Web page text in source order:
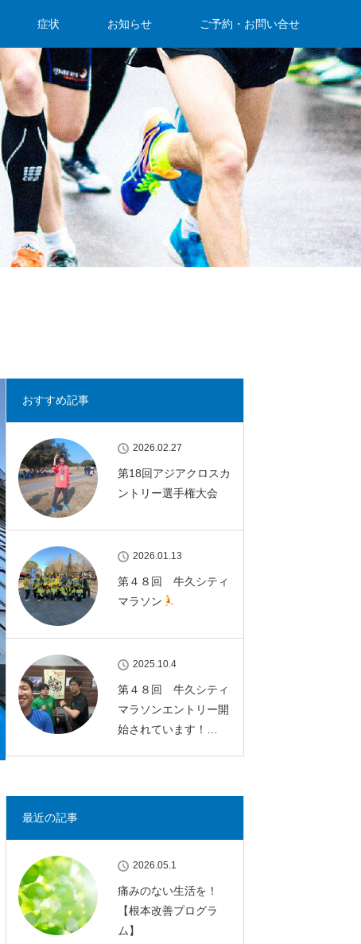
症状 お知らせ ご予約・お問い合せ
おすすめ記事
2026.02.27
第18回アジアクロスカ
ントリー選手権大会
2026.01.13
第４８回 牛久シティ
マラソン
2025.10.4
第４８回 牛久シティ
マラソンエントリー開
始されています！…
最近の記事
2026.05.1
痛みのない生活を！
【根本改善プログラ
ム】